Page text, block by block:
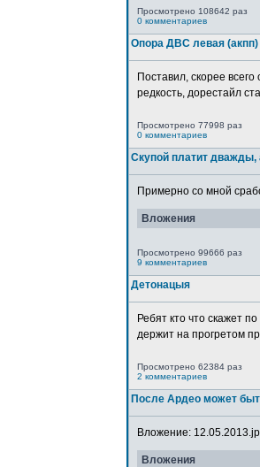
Просмотрено 108642 раз
0 комментариев
Опора ДВС левая (акпп)
Поставил, скорее
редкость, дорестайл
Просмотрено 77998 раз
0 комментариев
Скупой платит
Примерно со мной
Вложения
Просмотрено 99666 раз
9 комментариев
Детонацыя
Ребят кто что скажет
держит на прогретом
Просмотрено 62384 раз
2 комментариев
После Ардео может
Вложение:
Вложения